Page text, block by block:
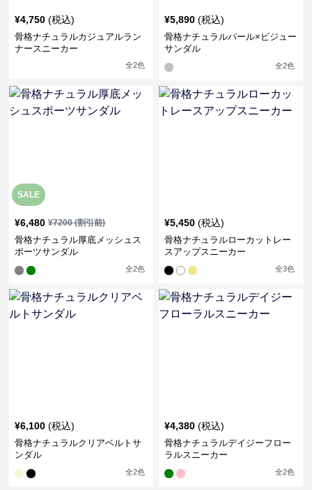
¥4,750 (税込)
骨格ナチュラルカジュアルラン
ナースニーカー
全2色
¥5,890 (税込)
骨格ナチュラルパール×ビジュー
サンダル
全2色
SALE
¥6,480 ¥7200(割引前)
骨格ナチュラル厚底メッシュス
ポーツサンダル
全2色
¥5,450 (税込)
骨格ナチュラルローカットレー
スアップスニーカー
全3色
¥6,100 (税込)
骨格ナチュラルクリアベルトサ
ンダル
全2色
¥4,380 (税込)
骨格ナチュラルデイジーフロー
ラルスニーカー
全2色